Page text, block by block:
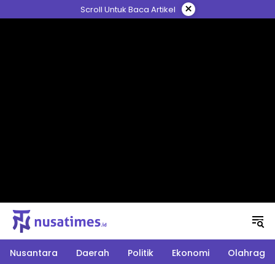
ke
Scroll Untuk Baca Artikel ×
Nusantara Daerah Politik Ekonomi Olahraga